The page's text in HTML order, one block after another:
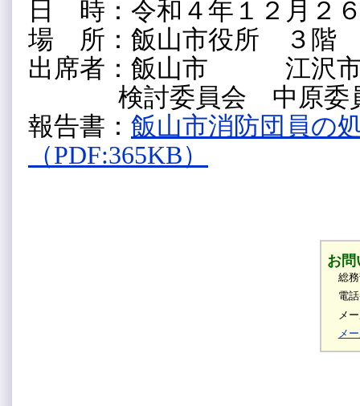
日 時：令和４年１２月
場 所：飯山市役所 ３階
出席者：飯山市 江沢
検討委員会 中原委員
報告書： 飯山市消防団員の
（PDF:365KB）
お問
総
電
メ
メ